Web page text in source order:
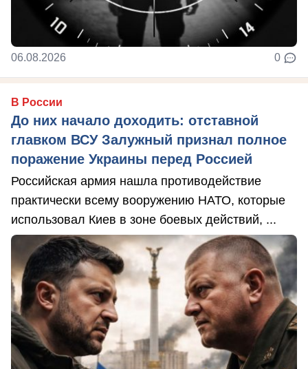
06.08.2026 0
В России
До них начало доходить: отставной
главком ВСУ Залужный признал полное
поражение Украины перед Россией
Российская армия нашла противодействие
практически всему вооружению НАТО, которые
использовал Киев в зоне боевых действий, ...